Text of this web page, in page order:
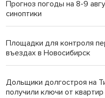
Прогноз погоды на 8-9
синоптики
Площадки для контроля
въездах в Новосибирск
Дольщики долгостроя на
получили ключи от квартир